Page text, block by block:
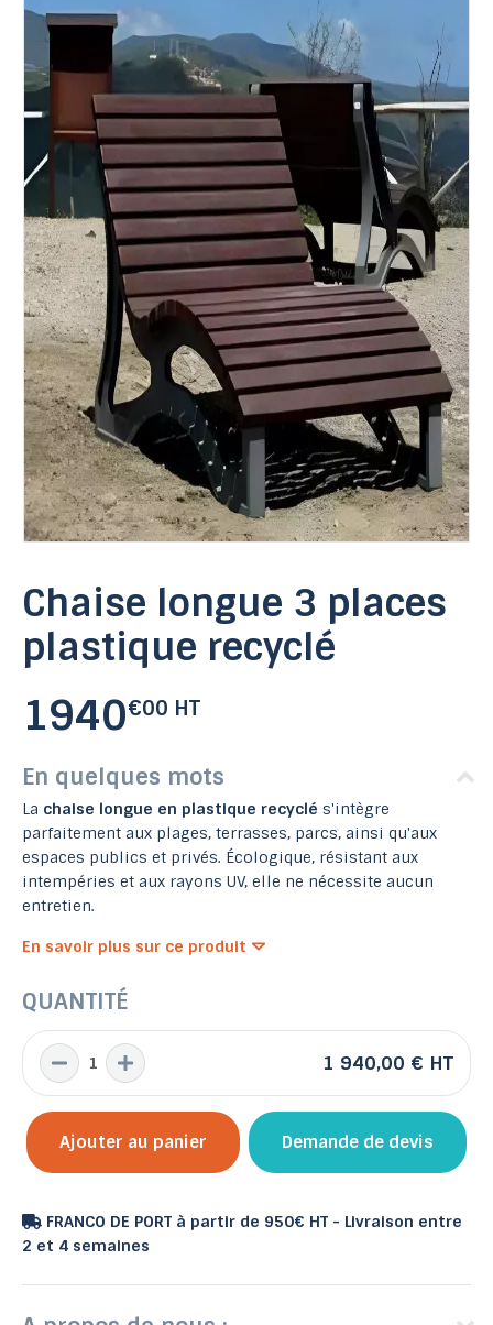
Chaise longue 3 places
plastique recyclé
1940€00 HT
En quelques mots
La chaise longue en plastique recyclé s'intègre
parfaitement aux plages, terrasses, parcs, ainsi qu'aux
espaces publics et privés. Écologique, résistant aux
intempéries et aux rayons UV, elle ne nécessite aucun
entretien.
En savoir plus sur ce produit
QUANTITÉ
1 940,00 € HT
Ajouter au panier Demande de devis
FRANCO DE PORT à partir de 950€ HT - Livraison entre
2 et 4 semaines